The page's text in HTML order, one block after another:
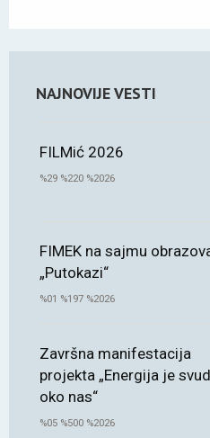
NAJNOVIJE VESTI
FILMić 2026
%29 %220 %2026
FIMEK na sajmu
„Putokazi“
%01 %197 %2026
Završna manifestacija
projekta „Energija je
oko nas“
%05 %500 %2026